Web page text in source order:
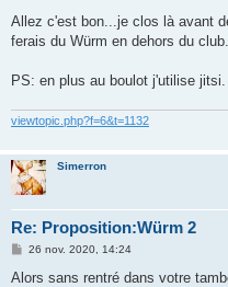
s
a
Allez c'est bon...je clos là avant
ferais du Würm en dehors du club.
PS: en plus au boulot j'utilise jitsi.
viewtopic.php?f=6&t=1132
Simerron
Re: Proposition:Würm 2
M
s
26 nov. 2020, 14:24
Alors sans rentré dans votre